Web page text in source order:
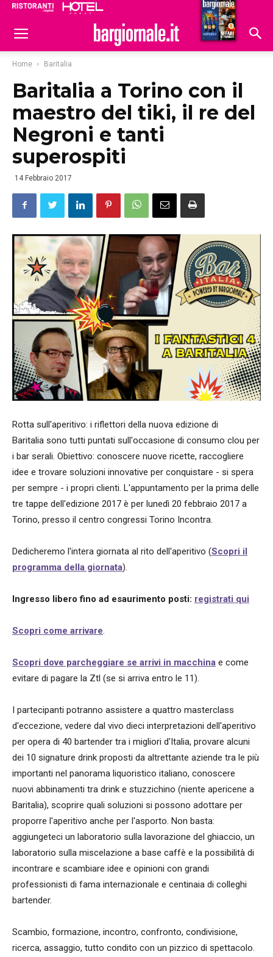
Hoteldomani
Home Baritalia
Baritalia a Torino con il
maestro del tiki, il re del
Negroni e tanti
superospiti
14 Febbraio 2017
Rotta sull'aperitivo: i riflettori della nuova edizione di
Baritalia sono tutti puntati sull'occasione di consumo clou per
i bar serali. Obiettivo: conoscere nuove ricette, raccogliere
idee e trovare soluzioni innovative per conquistare - si spera
per sempre - i propri clienti. L'appuntamento per la prima delle
tre tappe dell'edizione 2017 è per lunedì 20 febbraio 2017 a
Torino, presso il centro congressi Torino Incontra.
Dedicheremo l'intera giornata al rito dell'aperitivo (Scopri il
programma della giornata).
Ingresso libero fino ad esaurimento posti: registrati qui
Scopri come arrivare.
Scopri dove parcheggiare se arrivi in macchina e come
evitare di pagare la Ztl (se si arriva entro le 11).
I partecipanti potranno assistere a quattro masterclass
d'eccezione, vedere dal vivo dieci interpretazioni dell'aperitivo
per opera di 40 bartender tra i migliori d'Italia, provare alcuni
dei 10 signature drink proposti da altrettante aziende tra le più
importanti nel panorama liquoristico italiano, conoscere
nuovi abbinamenti tra drink e stuzzichino (niente apericene a
Baritalia), scoprire quali soluzioni si possono adottare per
proporre l'aperitivo anche per l'asporto. Non basta:
aggiungeteci un laboratorio sulla lavorazione del ghiaccio, un
laboratorio sulla miscelazione a base caffè e la possibilità di
incontrare e scambiare idee e opinioni con grandi
professionisti di fama internazionale e centinaia di colleghi
bartender.
Scambio, formazione, incontro, confronto, condivisione,
ricerca, assaggio, tutto condito con un pizzico di spettacolo.